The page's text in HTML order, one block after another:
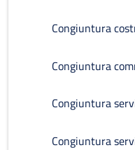
Congiuntura
Congiuntura
Congiuntura
Congiuntura